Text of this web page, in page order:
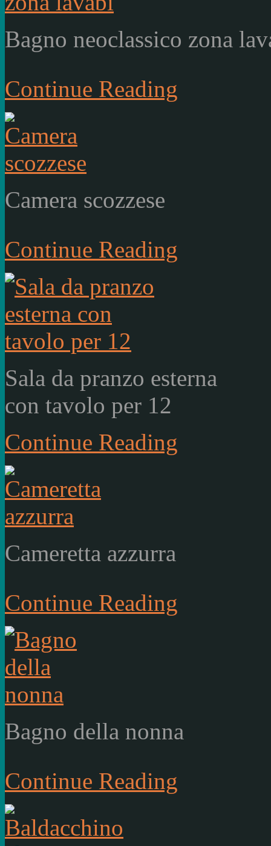
Bagno neoclassico zona
Continue Reading
Camera scozzese
Continue Reading
Sala da pranzo esterna
con tavolo per 12
Continue Reading
Cameretta azzurra
Continue Reading
Bagno della nonna
Continue Reading